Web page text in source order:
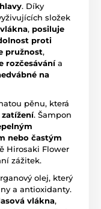
. Díky
složek
, posiluje
proti
pružnost,
rozčesávánía
na
pěnu, která
zatížení. Šampon
nebo častým
Hirosaki Flower
zážitek.
olej, který
a antioxidanty.
vlákna,